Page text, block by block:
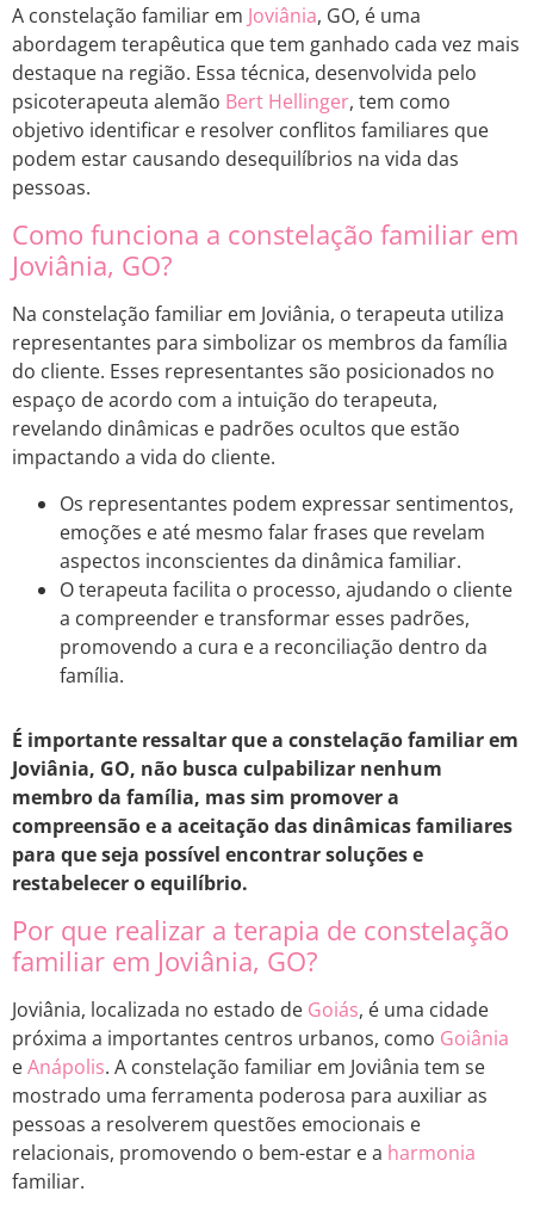
A constelação familiar em Joviânia, GO, é uma
abordagem terapêutica que tem ganhado cada vez mais
destaque na região. Essa técnica, desenvolvida pelo
psicoterapeuta alemão Bert Hellinger, tem como
objetivo identificar e resolver conflitos familiares que
podem estar causando desequilíbrios na vida das
pessoas.
Como funciona a constelação familiar em
Joviânia, GO?
Na constelação familiar em Joviânia, o terapeuta utiliza
representantes para simbolizar os membros da família
do cliente. Esses representantes são posicionados no
espaço de acordo com a intuição do terapeuta,
revelando dinâmicas e padrões ocultos que estão
impactando a vida do cliente.
Os representantes podem expressar sentimentos,
emoções e até mesmo falar frases que revelam
aspectos inconscientes da dinâmica familiar.
O terapeuta facilita o processo, ajudando o cliente
a compreender e transformar esses padrões,
promovendo a cura e a reconciliação dentro da
família.
É importante ressaltar que a constelação familiar em
Joviânia, GO, não busca culpabilizar nenhum
membro da família, mas sim promover a
compreensão e a aceitação das dinâmicas familiares
para que seja possível encontrar soluções e
restabelecer o equilíbrio.
Por que realizar a terapia de constelação
familiar em Joviânia, GO?
Joviânia, localizada no estado de Goiás, é uma cidade
próxima a importantes centros urbanos, como Goiânia
eAnápolis. A constelação familiar em Joviânia tem se
mostrado uma ferramenta poderosa para auxiliar as
pessoas a resolverem questões emocionais e
relacionais, promovendo o bem-estar e a harmonia
familiar.